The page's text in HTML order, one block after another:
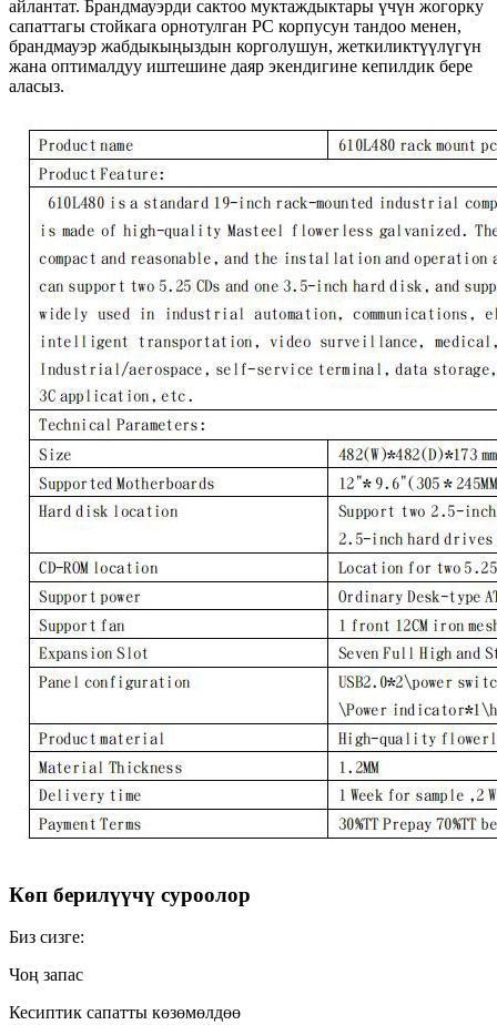
айлантат. Брандмауэрди сактоо муктаждыктары үчүн жогорку
сапаттагы стойкага орнотулган PC корпусун тандоо менен,
брандмауэр жабдыкыңыздын корголушун, жеткиликтүүлүгүн
жана оптималдуу иштешине даяр экендигине кепилдик бере
аласыз.
Көп берилүүчү суроолор
Биз сизге:
Чоң запас
Кесиптик сапатты көзөмөлдөө